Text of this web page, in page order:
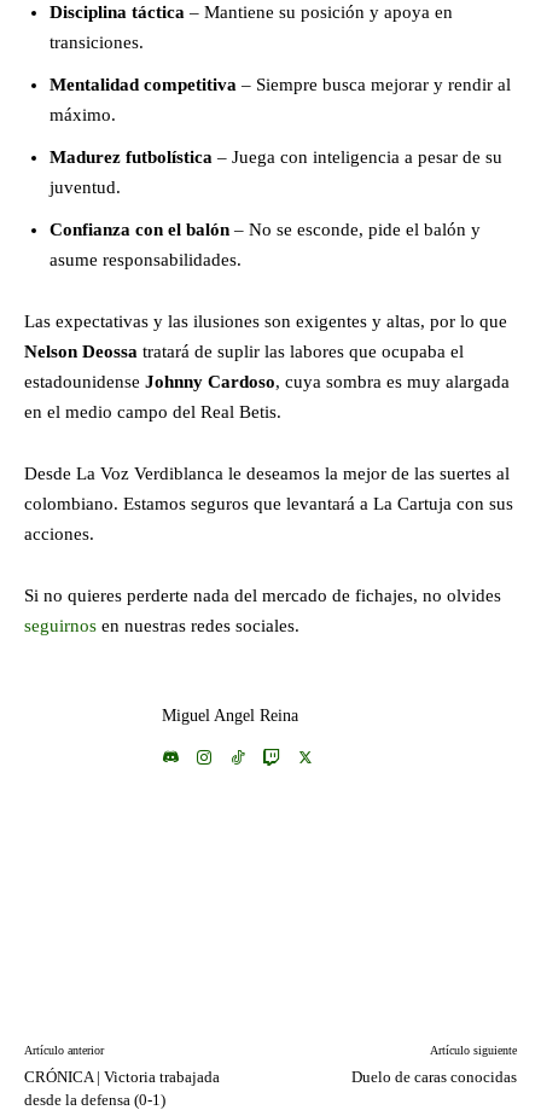
Disciplina táctica – Mantiene su posición y apoya en
transiciones.
Mentalidad competitiva – Siempre busca mejorar y rendir al
máximo.
Madurez futbolística – Juega con inteligencia a pesar de su
juventud.
Confianza con el balón – No se esconde, pide el balón y
asume responsabilidades.
Las expectativas y las ilusiones son exigentes y altas, por lo que
Nelson Deossa tratará de suplir las labores que ocupaba el
estadounidense Johnny Cardoso, cuya sombra es muy alargada
en el medio campo del Real Betis.
Desde La Voz Verdiblanca le deseamos la mejor de las suertes al
colombiano. Estamos seguros que levantará a La Cartuja con sus
acciones.
Si no quieres perderte nada del mercado de fichajes, no olvides
seguirnos en nuestras redes sociales.
Miguel Angel Reina
Artículo anterior
CRÓNICA | Victoria trabajada
desde la defensa (0-1)
Artículo siguiente
Duelo de caras conocidas